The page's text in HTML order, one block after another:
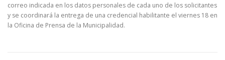
correo indicada en los datos personales de cada uno de los solicitantes
y se coordinará la entrega de una credencial habilitante el viernes 18 en
la Oficina de Prensa de la Municipalidad.